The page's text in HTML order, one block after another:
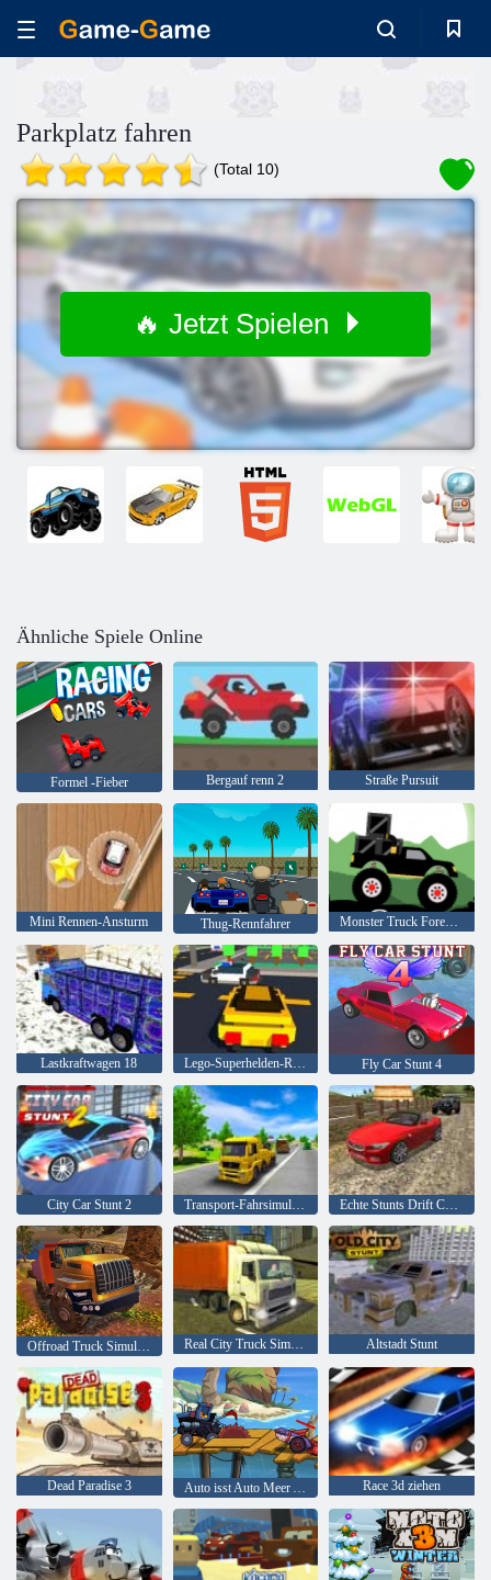
Parkplatz fahren
(Total 10)
🔥 Jetzt Spielen
Ähnliche Spiele Online
Formel -Fieber Bergauf renn 2 Straße Pursuit
Mini Rennen-Ansturm Thug-Rennfahrer Monster Truck Forest-Lieferung
Lastkraftwagen 18 Lego-Superhelden-Rennen Fly Car Stunt 4
City Car Stunt 2 Transport-Fahrsimulator Echte Stunts Drift Car Driving 3d
Real City Truck Simulator Altstadt Stunt
Dead Paradise 3 Race 3d ziehen